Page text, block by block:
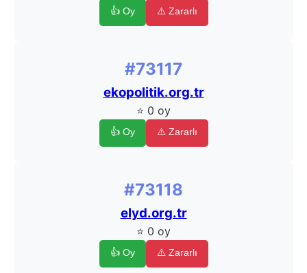
👍 Oy ⚠️ Zararlı
#73117
ekopolitik.org.tr
⭐ 0 oy
👍 Oy ⚠️ Zararlı
#73118
elyd.org.tr
⭐ 0 oy
👍 Oy ⚠️ Zararlı